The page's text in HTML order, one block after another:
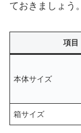
ておきましょう。
項目
本体サイズ
箱サイズ